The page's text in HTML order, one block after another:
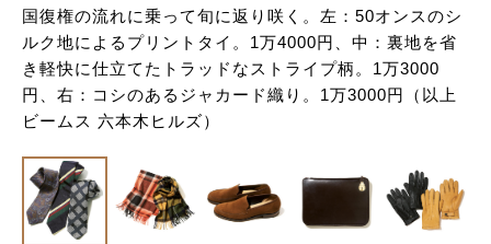
国復権の流れに乗って旬に返り咲く。左：50オンスのシ
ルク地によるプリントタイ。1万4000円、中：裏地を省
き軽快に仕立てたトラッドなストライプ柄。1万3000
円、右：コシのあるジャカード織り。1万3000円（以上
ビームス 六本木ヒルズ）